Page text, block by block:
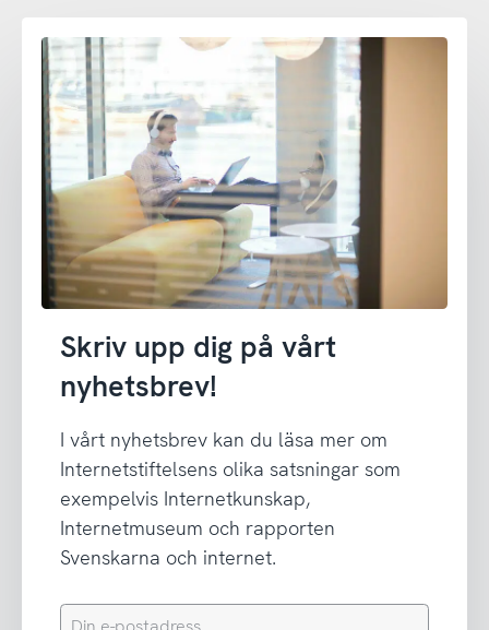
Skriv upp dig på vårt
nyhetsbrev!
I vårt nyhetsbrev kan du läsa mer om
Internetstiftelsens olika satsningar som
exempelvis Internetkunskap,
Internetmuseum och rapporten
Svenskarna och internet.
Din